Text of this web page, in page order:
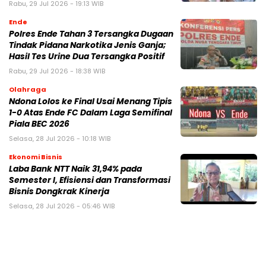
Rabu, 29 Jul 2026 - 19:13 WIB
Ende
Polres Ende Tahan 3 Tersangka Dugaan
Tindak Pidana Narkotika Jenis Ganja;
Hasil Tes Urine Dua Tersangka Positif
Rabu, 29 Jul 2026 - 18:38 WIB
Olahraga
Ndona Lolos ke Final Usai Menang Tipis
1-0 Atas Ende FC Dalam Laga Semifinal
Piala BEC 2026
Selasa, 28 Jul 2026 - 10:18 WIB
Ekonomi Bisnis
Laba Bank NTT Naik 31,94% pada
Semester I, Efisiensi dan Transformasi
Bisnis Dongkrak Kinerja
Selasa, 28 Jul 2026 - 05:46 WIB